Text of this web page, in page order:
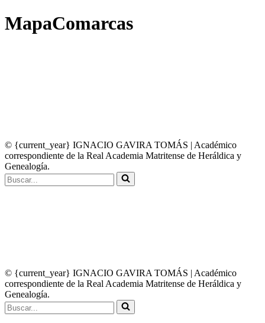
MapaComarcas
© {current_year} IGNACIO GAVIRA TOMÁS | Académico
correspondiente de la Real Academia Matritense de Heráldica y
Genealogía.
Buscar...
© {current_year} IGNACIO GAVIRA TOMÁS | Académico
correspondiente de la Real Academia Matritense de Heráldica y
Genealogía.
Buscar...